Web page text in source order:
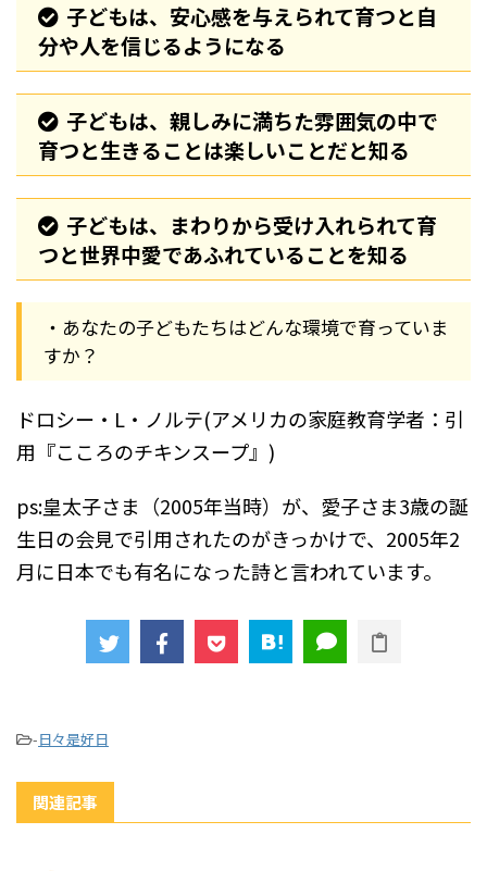
子どもは、安心感を与えられて育つと自
分や人を信じるようになる
子どもは、親しみに満ちた雰囲気の中で
育つと生きることは楽しいことだと知る
子どもは、まわりから受け入れられて育
つと世界中愛であふれていることを知る
・あなたの子どもたちはどんな環境で育っていま
すか？
ドロシー・L・ノルテ(アメリカの家庭教育学者：引
用『こころのチキンスープ』)
ps:皇太子さま（2005年当時）が、愛子さま3歳の誕
生日の会見で引用されたのがきっかけで、2005年2
月に日本でも有名になった詩と言われています。
-日々是好日
関連記事